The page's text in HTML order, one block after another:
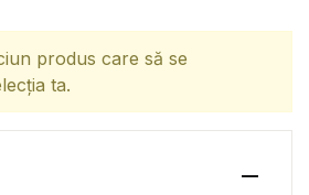
produs care să se
ta.